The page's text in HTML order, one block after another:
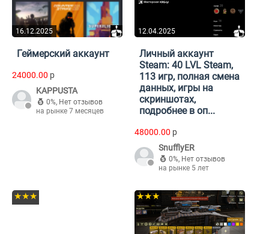
16.12.2025
Геймерский аккаунт
24000.00 p
KAPPUSTA
0%, Нет отзывов
на рынке 7 месяцев
12.04.2025
Личный аккаунт
Steam: 40 LVL Steam,
113 игр, полная смена
данных, игры на
скриншотах,
подробнее в оп...
48000.00 p
SnufflyER
0%, Нет отзывов
на рынке 5 лет
★★★ ★★★